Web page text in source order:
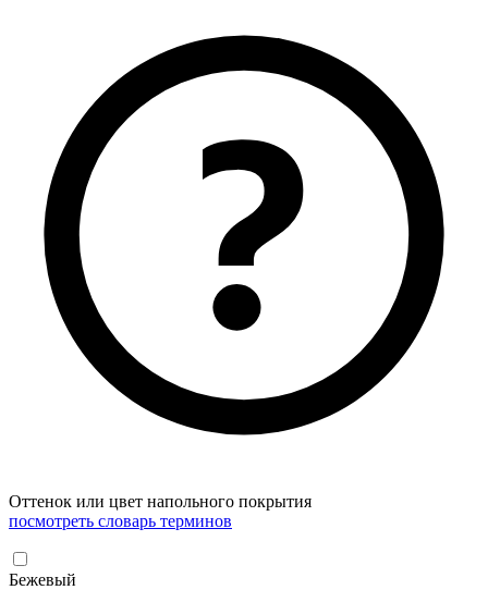
Оттенок или цвет напольного покрытия
посмотреть словарь терминов
Бежевый